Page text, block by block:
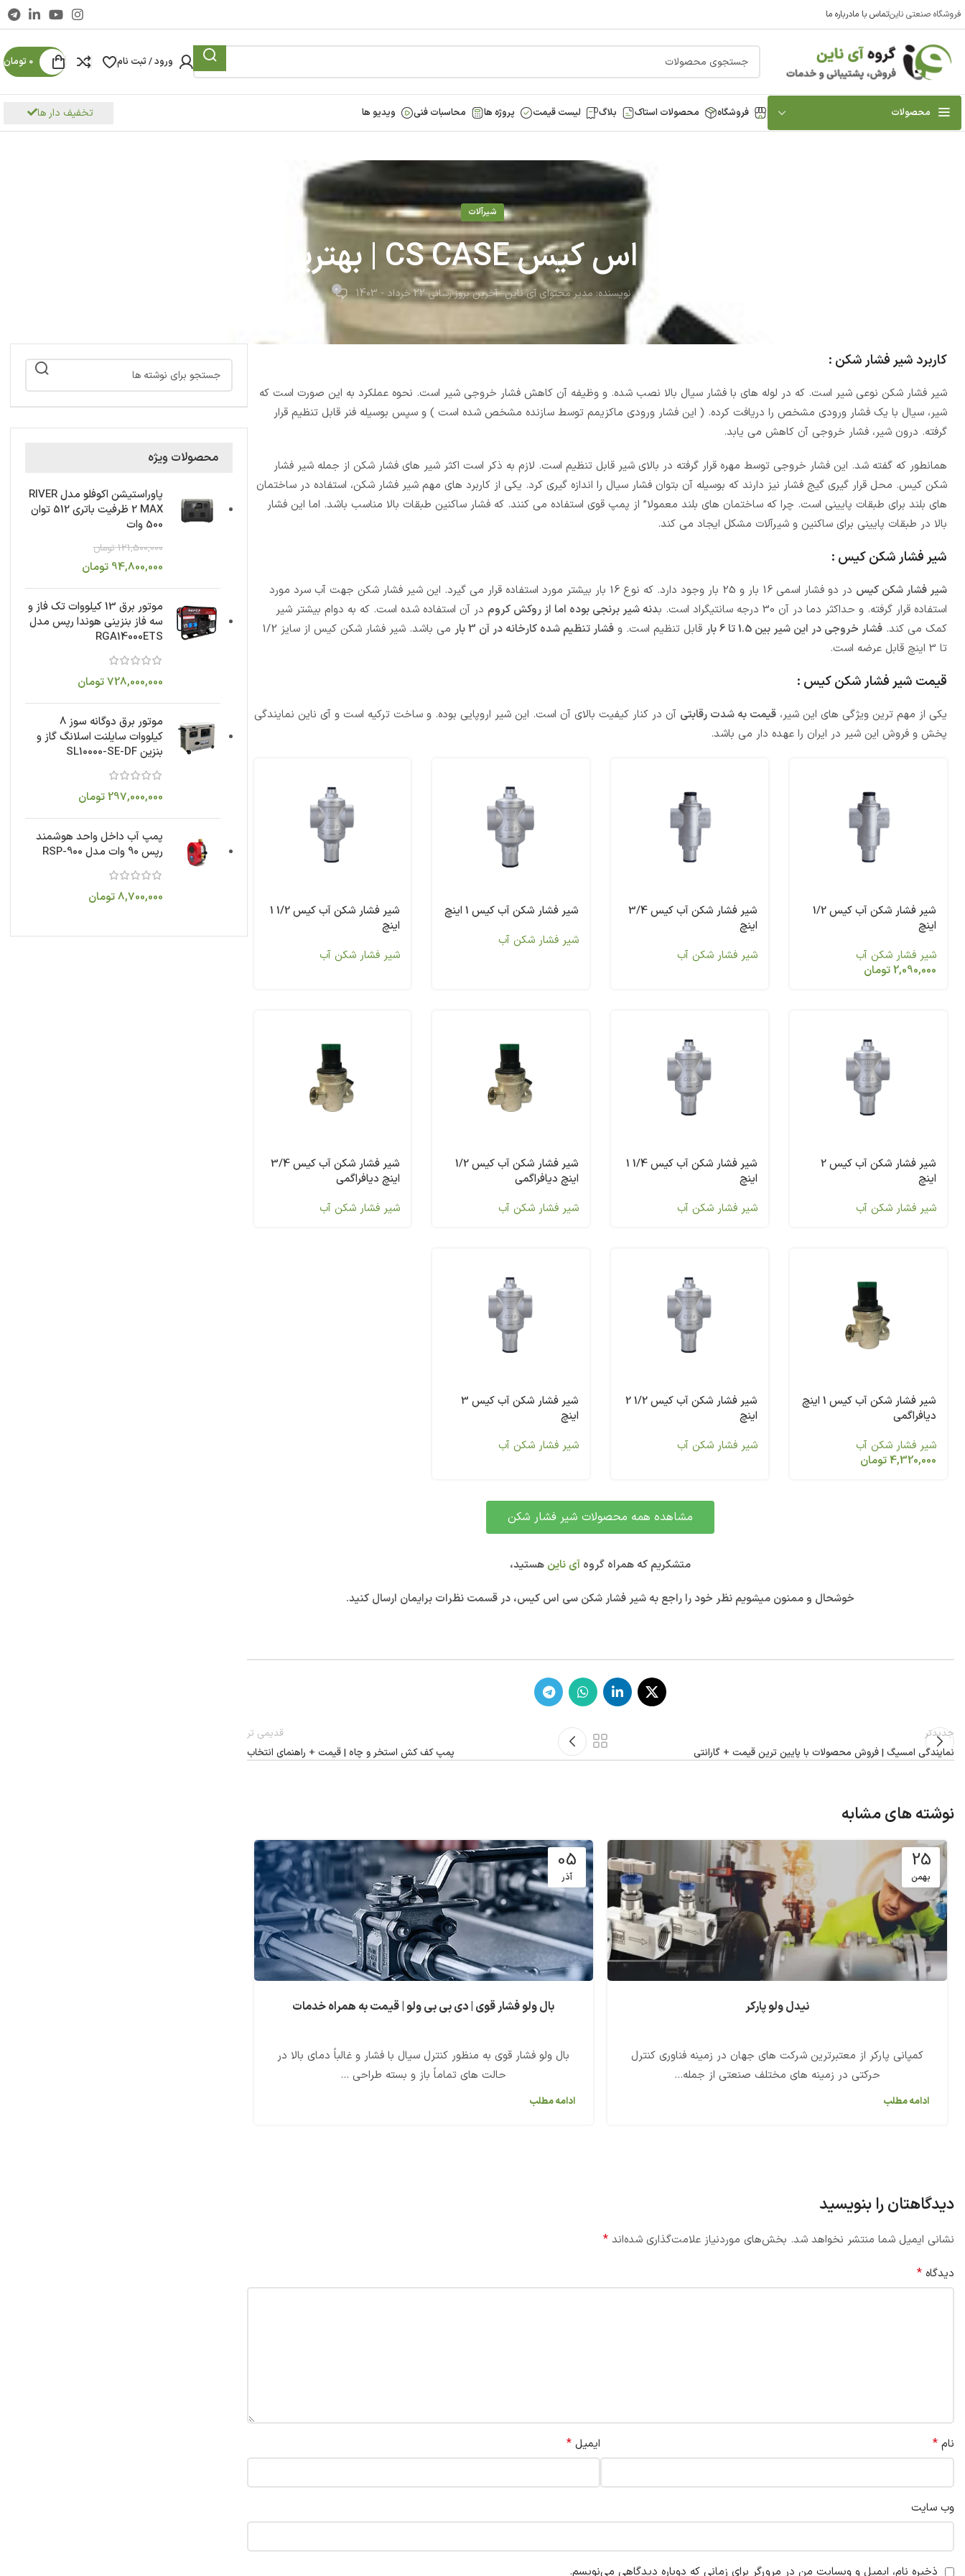
فروشگاه صنعتی ناینتماس با مادرباره ما
ورود / ثبت نام 0 تومان
محصولات فروشگاه محصولات استاک بلاگ لیست قیمت پروژه ها محاسبات فنی ویدیو ها تخفیف دار ها
شیرآلات
شیر فشار شکن سی اس کیس CS CASE | بهترین قیمت + گارانتی
نویسنده:مدیر محتوای آی ناین آخرین بروز رسانی 22 خرداد - 1403 0
کاربرد شیر فشار شکن :
شیر فشار شکن نوعی شیر است. که در لوله های با فشار سیال بالا نصب شده. و وظیفه آن کاهش فشار خروجی شیر است. نحوه عملکرد به این صورت است که
شیر، سیال با یک فشار ورودی مشخص را دریافت کرده. ( این فشار ورودی ماکزیمم توسط سازنده مشخص شده است ) و سپس بوسیله فنر قابل تنظیم قرار
گرفته. درون شیر، فشار خروجی آن کاهش می یابد.
همانطور که گفته شد. این فشار خروجی توسط مهره قرار گرفته در بالای شیر قابل تنظیم است. لازم به ذکر است اکثر شیر های فشار شکن از جمله شیر فشار
شکن کیس. محل قرار گیری گیج فشار نیز دارند که بوسیله آن بتوان فشار سیال را اندازه گیری کرد. یکی از کاربرد های مهم شیر فشار شکن، استفاده در ساختمان
های بلند برای طبقات پایینی است. چرا که ساختمان های بلند معمولا” از پمپ قوی استفاده می کنند. که فشار ساکنین طبقات بالا مناسب باشد. اما این فشار
بالا در طبقات پایینی برای ساکنین و شیرآلات مشکل ایجاد می کند.
شیر فشار شکن کیس :
شیر فشار شکن کیس
در دو فشار اسمی 16 بار و 25 بار وجود دارد. که نوع 16 بار بیشتر مورد استفاده قرار می گیرد. این شیر فشار شکن جهت آب سرد مورد
استفاده قرار گرفته. و حداکثر دما در آن 30 درجه سانتیگراد است. ب
دنه شیر برنجی بوده اما از روکش کروم در آن استفاده شده است. که به دوام بیشتر شیر
کمک می کند. فشار خروجی در این شیر بین 1.5 تا 6 بار قابل تنظیم است. و فشار تنظیم شده کارخانه در آن 3 بار
می باشد. شیر فشار شکن کیس از سایز 1/2
تا 3 اینچ قابل عرضه است.
قیمت شیر فشار شکن کیس :
یکی از مهم ترین ویژگی های این شیر، قیمت به شدت رقابتی آن در کنار کیفیت بالای آن است. این شیر اروپایی بوده. و ساخت ترکیه است و آی ناین نمایندگی
پخش و فروش این شیر در ایران را عهده دار می باشد.
شیر فشار شکن آب کیس 1/2
اینچ
شیر فشار شکن آب
2,090,000تومان
شیر فشار شکن آب کیس 3/4
اینچ
شیر فشار شکن آب
شیر فشار شکن آب کیس 1 اینچ
شیر فشار شکن آب
شیر فشار شکن آب کیس 1/2 1
اینچ
شیر فشار شکن آب
شیر فشار شکن آب کیس 2
اینچ
شیر فشار شکن آب
شیر فشار شکن آب کیس 1/4 1
اینچ
شیر فشار شکن آب
شیر فشار شکن آب کیس 1/2
اینچ دیافراگمی
شیر فشار شکن آب
شیر فشار شکن آب کیس 3/4
اینچ دیافراگمی
شیر فشار شکن آب
شیر فشار شکن آب کیس 1 اینچ
دیافراگمی
شیر فشار شکن آب
4,320,000تومان
شیر فشار شکن آب کیس 1/2 2
اینچ
شیر فشار شکن آب
شیر فشار شکن آب کیس 3
اینچ
شیر فشار شکن آب
مشاهده همه محصولات شیر فشار شکن
متشکریم که همراه گروه آی ناین هستید،
خوشحال و ممنون میشویم نظر خود را راجع به شیر فشار شکن سی اس کیس، در قسمت نظرات برایمان ارسال کنید.
جدیدتر
نمایندگی امسیگ | فروش محصولات با پایین ترین قیمت + گارانتی
قدیمی تر
پمپ کف کش استخر و چاه | قیمت + راهنمای انتخاب
نوشته های مشابه
25
بهمن
نیدل ولو پارکر
کمپانی پارکر از معتبرترین شرکت های جهان در زمینه فناوری کنترل
حرکتی در زمینه های مختلف صنعتی از جمله...
ادامه مطلب
05
آذر
بال ولو فشار قوی | دی بی بی ولو | قیمت به همراه خدمات
بال ولو فشار قوی به منظور کنترل سیال با فشار و غالباً دمای بالا در
حالت های تماماً باز و بسته طراحی ...
ادامه مطلب
دیدگاهتان را بنویسید
نشانی ایمیل شما منتشر نخواهد شد. بخش‌های موردنیاز علامت‌گذاری شده‌اند *
دیدگاه *
نام * ایمیل *
وب‌ سایت
ذخیره نام، ایمیل و وبسایت من در مرورگر برای زمانی که دوباره دیدگاهی می‌نویسم.
محصولات ویژه
پاوراستیشن اکوفلو مدل RIVER
2 MAX ظرفیت باتری 512 توان
500 وات
121,500,000تومان
94,800,000 تومان
موتور برق 13 کیلووات تک فاز و
سه فاز بنزینی هوندا رپس مدل
RGA14000ETS
728,000,000تومان
موتور برق دوگانه سوز 8
کیلووات سایلنت اسلانگ گاز و
بنزین SL10000-SE-DF
297,000,000تومان
پمپ آب داخل واحد هوشمند
رپس 90 وات مدل RSP-900
8,700,000تومان